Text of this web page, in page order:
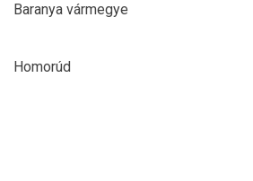
Baranya vármegye
Homorúd